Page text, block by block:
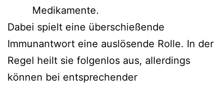
Medikamente.
Dabei spielt eine überschießende
Immunantwort eine auslösende Rolle. In der
Regel heilt sie folgenlos aus, allerdings
können bei entsprechender